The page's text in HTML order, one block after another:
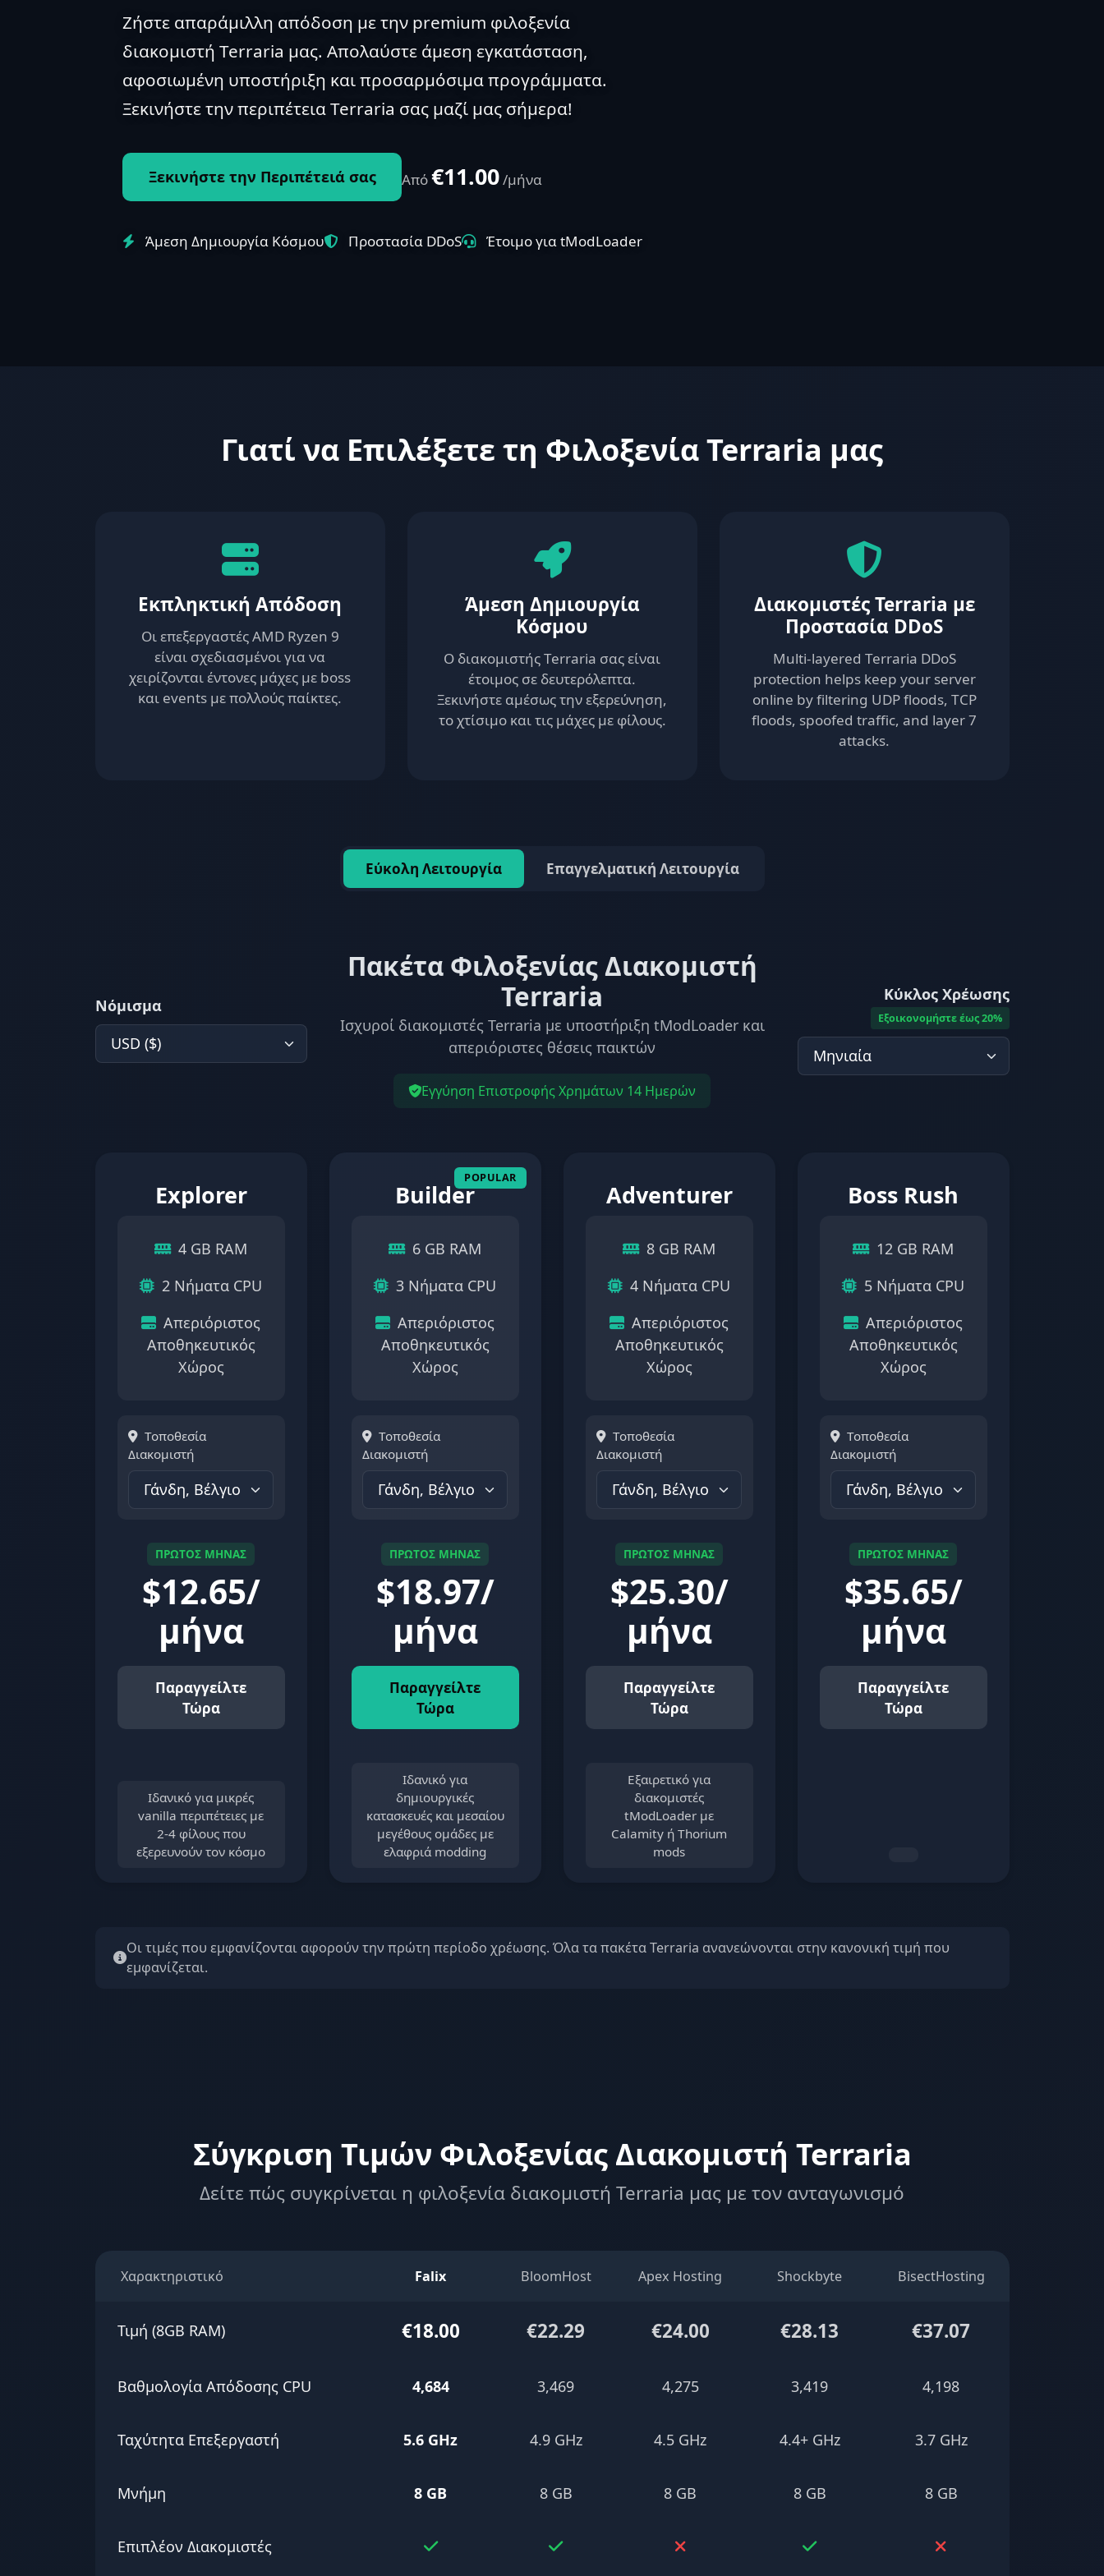
Ζήστε απαράμιλλη απόδοση με την premium φιλοξενία
διακομιστή Terraria μας. Απολαύστε άμεση εγκατάσταση,
αφοσιωμένη υποστήριξη και προσαρμόσιμα προγράμματα.
Ξεκινήστε την περιπέτεια Terraria σας μαζί μας σήμερα!
Ξεκινήστε την Περιπέτειά σας Από€11.00/μήνα
Άμεση Δημιουργία Κόσμου Προστασία DDoS Έτοιμο για tModLoader
Γιατί να Επιλέξετε τη Φιλοξενία Terraria μας
Εκπληκτική Απόδοση
Οι επεξεργαστές AMD Ryzen 9
είναι σχεδιασμένοι για να
χειρίζονται έντονες μάχες με boss
και events με πολλούς παίκτες.
Άμεση Δημιουργία
Κόσμου
Ο διακομιστής Terraria σας είναι
έτοιμος σε δευτερόλεπτα.
Ξεκινήστε αμέσως την εξερεύνηση,
το χτίσιμο και τις μάχες με φίλους.
Διακομιστές Terraria με
Προστασία DDoS
Multi-layered Terraria DDoS
protection helps keep your server
online by filtering UDP floods, TCP
floods, spoofed traffic, and layer 7
attacks.
Εύκολη Λειτουργία Επαγγελματική Λειτουργία
Νόμισμα
Πακέτα Φιλοξενίας Διακομιστή
Terraria
Ισχυροί διακομιστές Terraria με υποστήριξη tModLoader και
απεριόριστες θέσεις παικτών
Εγγύηση Επιστροφής Χρημάτων 14 Ημερών
Κύκλος Χρέωσης
Εξοικονομήστε έως 20%
Explorer
4 GB RAM
2 Νήματα CPU
Απεριόριστος
Αποθηκευτικός
Χώρος
Τοποθεσία
Διακομιστή
ΠΡΩΤΟΣ ΜΗΝΑΣ
$12.65/
μήνα
Παραγγείλτε
Τώρα
Ιδανικό για μικρές
vanilla περιπέτειες με
2-4 φίλους που
εξερευνούν τον κόσμο
Builder
6 GB RAM
3 Νήματα CPU
Απεριόριστος
Αποθηκευτικός
Χώρος
Τοποθεσία
Διακομιστή
ΠΡΩΤΟΣ ΜΗΝΑΣ
$18.97/
μήνα
Παραγγείλτε
Τώρα
Ιδανικό για
δημιουργικές
κατασκευές και μεσαίου
μεγέθους ομάδες με
ελαφριά modding
Adventurer
8 GB RAM
4 Νήματα CPU
Απεριόριστος
Αποθηκευτικός
Χώρος
Τοποθεσία
Διακομιστή
ΠΡΩΤΟΣ ΜΗΝΑΣ
$25.30/
μήνα
Παραγγείλτε
Τώρα
Εξαιρετικό για
διακομιστές
tModLoader με
Calamity ή Thorium
mods
Boss Rush
12 GB RAM
5 Νήματα CPU
Απεριόριστος
Αποθηκευτικός
Χώρος
Τοποθεσία
Διακομιστή
ΠΡΩΤΟΣ ΜΗΝΑΣ
$35.65/
μήνα
Παραγγείλτε
Τώρα
Οι τιμές που εμφανίζονται αφορούν την πρώτη περίοδο χρέωσης. Όλα τα πακέτα Terraria ανανεώνονται στην κανονική τιμή που
εμφανίζεται.
Σύγκριση Τιμών Φιλοξενίας Διακομιστή Terraria
Δείτε πώς συγκρίνεται η φιλοξενία διακομιστή Terraria μας με τον ανταγωνισμό
Χαρακτηριστικό Falix BloomHost Apex Hosting Shockbyte BisectHosting
Τιμή (8GB RAM) €18.00 €22.29 €24.00 €28.13 €37.07
Βαθμολογία Απόδοσης CPU 4,684 3,469 4,275 3,419 4,198
Ταχύτητα Επεξεργαστή 5.6 GHz 4.9 GHz 4.5 GHz 4.4+ GHz 3.7 GHz
Μνήμη 8 GB 8 GB 8 GB 8 GB 8 GB
Επιπλέον Διακομιστές